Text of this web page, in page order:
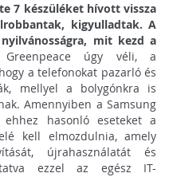
7 készüléket hívott vissza
kigyulladtak. A
mit kezd a
úgy véli, a
a telefonokat pazarló és
mellyel a bolygónkra is
Amennyiben a Samsung
hasonló eseteket a
kell elmozdulnia, amely
újrahasználatát és
ezzel az egész IT-